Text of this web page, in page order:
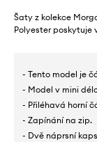
Šaty z kolekce
Polyester poskytuje
- Tento model je
- Model v mini
- Přiléhavá horní
- Zapínání na zip.
- Dvě náprsní